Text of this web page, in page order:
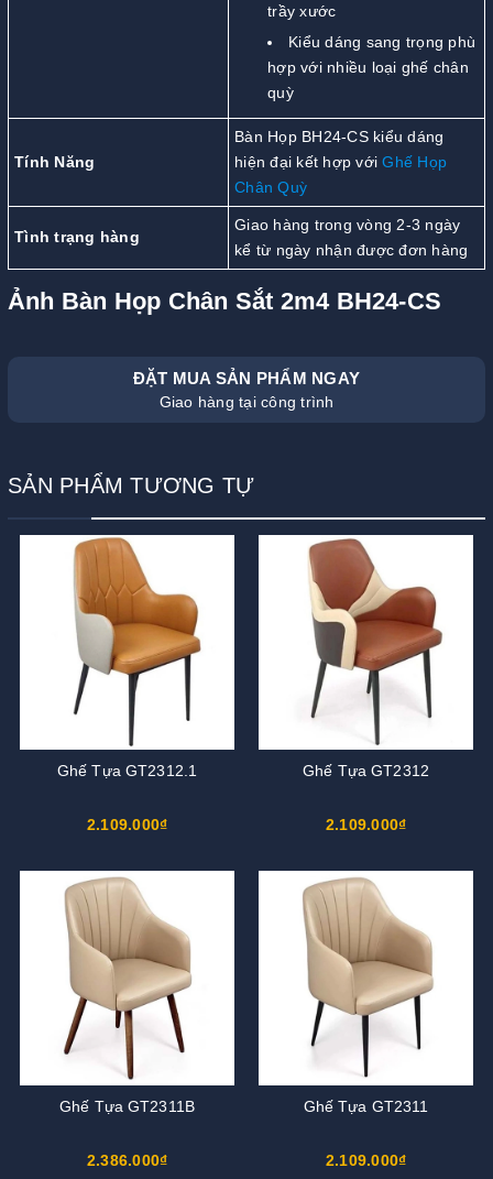
trầy xước
Kiểu dáng sang trọng phù
hợp với nhiều loại ghế chân
quỳ
Tính Năng
Bàn Họp BH24-CS kiểu dáng
hiện đại kết hợp vớiGhế Họp
Chân Quỳ
Tình trạng hàng
Giao hàng trong vòng 2-3 ngày
kể từ ngày nhận được đơn hàng
Ảnh Bàn Họp Chân Sắt 2m4 BH24-CS
ĐẶT MUA SẢN PHẨM NGAY
Giao hàng tại công trình
SẢN PHẨM TƯƠNG TỰ
Ghế Tựa GT2312.1
2.109.000₫
Ghế Tựa GT2312
2.109.000₫
Ghế Tựa GT2311B
2.386.000₫
Ghế Tựa GT2311
2.109.000₫